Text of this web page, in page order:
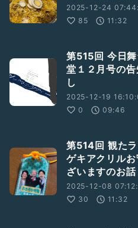
2025-12-24
85
11:32
第515回 今日
堂１２月号の
し
2025-12-19
0
09:46
第514回 観た
ゲキアクリル
ざいますのお話
2025-12-08
30
11:32